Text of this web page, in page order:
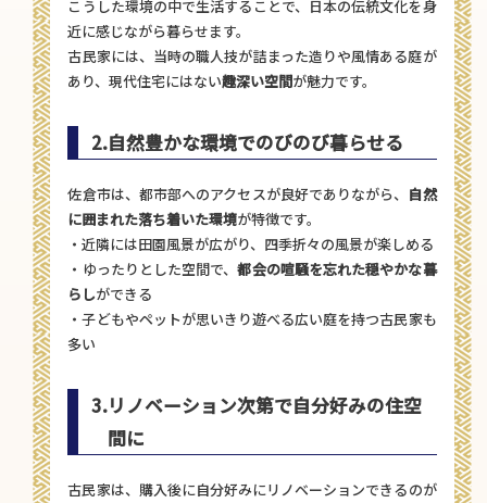
こうした環境の中で生活することで、日本の伝統文化を身
近に感じながら暮らせます。
古民家には、当時の職人技が詰まった造りや風情ある庭が
あり、現代住宅にはない趣深い空間が魅力です。
2.自然豊かな環境でのびのび暮らせる
佐倉市は、都市部へのアクセスが良好でありながら、 自然
に囲まれた落ち着いた環境が特徴です。
・近隣には田園風景が広がり、四季折々の風景が楽しめる
・ゆったりとした空間で、都会の喧騒を忘れた穏やかな暮
らしができる
・子どもやペットが思いきり遊べる広い庭を持つ古民家も
多い
3.リノベーション次第で自分好みの住空
間に
古民家は、購入後に自分好みにリノベーションできるのが